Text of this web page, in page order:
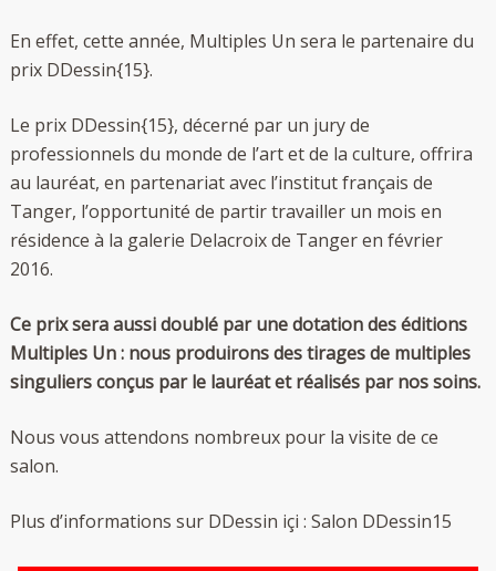
En effet, cette année, Multiples Un sera le partenaire du
prix DDessin{15}.
Le prix DDessin{15}, décerné par un jury de
professionnels du monde de l’art et de la culture, offrira
au lauréat, en partenariat avec l’institut français de
Tanger, l’opportunité de partir travailler un mois en
résidence à la galerie Delacroix de Tanger en février
2016.
Ce prix sera aussi doublé par une dotation des éditions
Multiples Un : nous produirons des tirages de multiples
singuliers conçus par le lauréat et réalisés par nos soins.
Nous vous attendons nombreux pour la visite de ce
salon.
Plus d’informations sur DDessin içi :Salon DDessin15